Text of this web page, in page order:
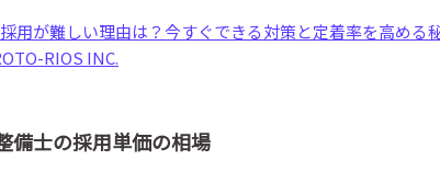
用が難しい理由は？今すぐできる対策と定着率を高める
RIOS INC.
備士の採用単価の相場